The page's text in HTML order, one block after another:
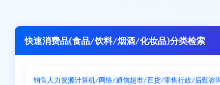
快速消费品(食品/饮料/烟酒/化妆品)分类检索
销售 人力资源计算机/网络/通信超市/百货/零售行政/后勤咨